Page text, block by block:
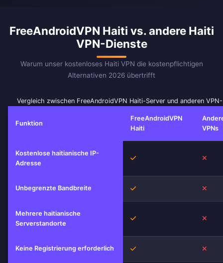
FreeAndroidVPN Haiti vs. andere Haiti
VPN-Dienste
Warum unser kostenloses Haiti VPN die kostenpflichtigen
Alternativen 2026 übertrifft
Vergleich zwischen FreeAndroidVPN Haiti-Server und anderen
Funktion
FreeAndroidVPN
Haiti
VPNs
Kostenlose haitianische IP-
Adresse
Ja
Unbegrenzte Bandbreite Ja
Mehrere haitianische
Serverstandorte
Ja
Keine Registrierung erforderlich Ja